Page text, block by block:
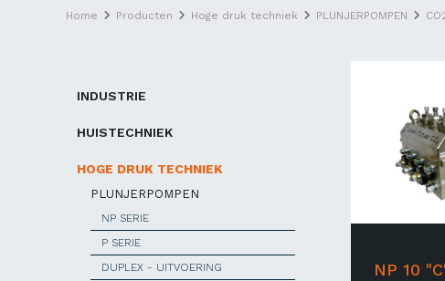
Home Producten Hoge druk techniek PLUNJERPOMPEN
INDUSTRIE
HUISTECHNIEK
HOGE DRUK TECHNIEK
PLUNJERPOMPEN
NP SERIE
P SERIE
DUPLEX - UITVOERING
NP 10